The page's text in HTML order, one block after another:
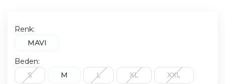
Renk:
MAVI
Beden:
S
M L XL XXL